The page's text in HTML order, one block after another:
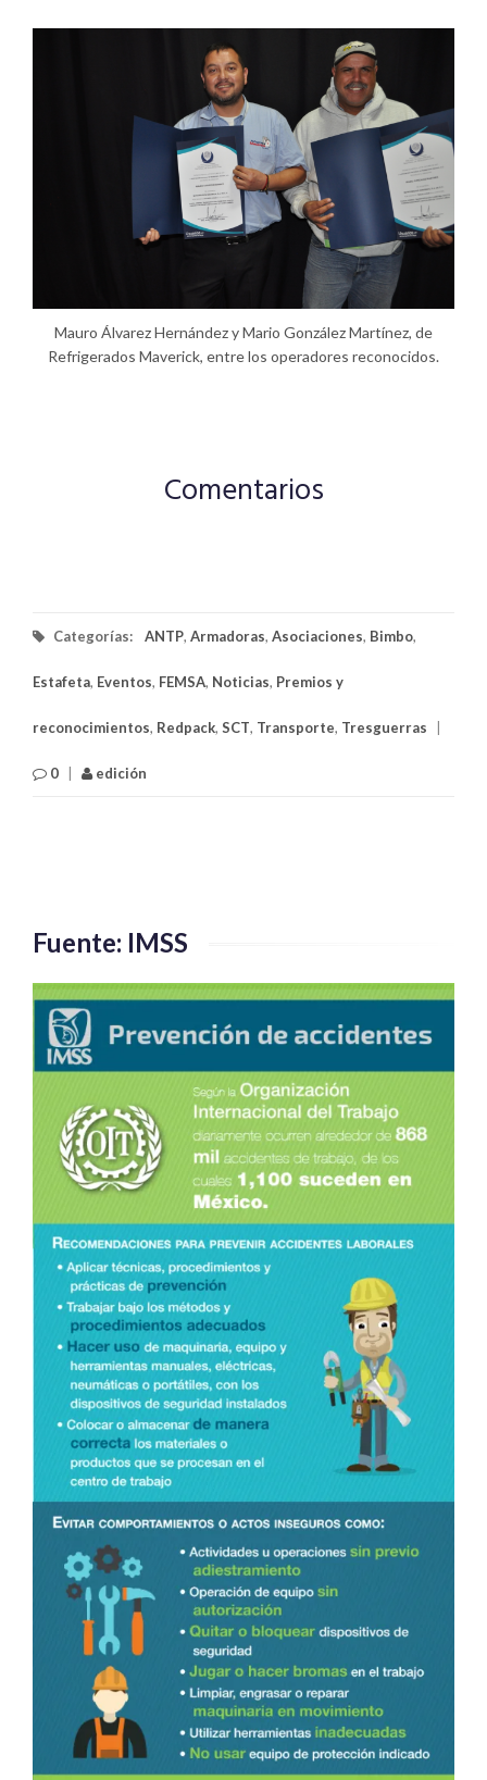
Mauro Álvarez Hernández y Mario González Martínez, de
Refrigerados Maverick, entre los operadores reconocidos.
Comentarios
Categorías: ANTP, Armadoras, Asociaciones, Bimbo,
Estafeta, Eventos, FEMSA, Noticias, Premios y
reconocimientos, Redpack, SCT, Transporte, Tresguerras
0 edición
Fuente: IMSS